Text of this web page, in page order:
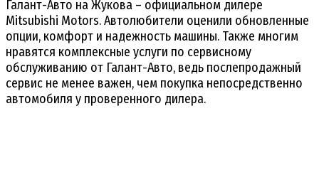
Галант-Авто на Жукова – официальном дилере
Mitsubishi Motors. Автолюбители оценили обновленные
опции, комфорт и надежность машины. Также многим
нравятся комплексные услуги по сервисному
обслуживанию от Галант-Авто, ведь послепродажный
сервис не менее важен, чем покупка непосредственно
автомобиля у проверенного дилера.